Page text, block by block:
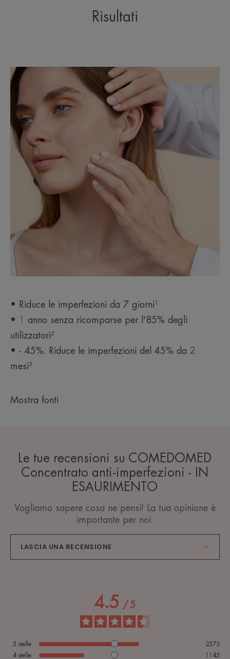
***Valutazione clinica, 2 volte al giorno sul viso, 51 soggetti.
****Studio clinico osservazionale internazionale, 85% dei pazienti senza
Risultati
• Riduce le imperfezioni da 7 giorni¹
• 1 anno senza ricomparse per l'85% degli
utilizzatori²
• - 45%: Riduce le imperfezioni del 45% da 2
mesi³
Mostra fonti
Le tue recensioni su COMEDOMED
Concentrato anti-imperfezioni - IN
ESAURIMENTO
Vogliamo sapere cosa ne pensi! La tua opinione è
importante per noi.
LASCIA UNA RECENSIONE
4.5 /5
5 stelle
2573
4 stelle
1145